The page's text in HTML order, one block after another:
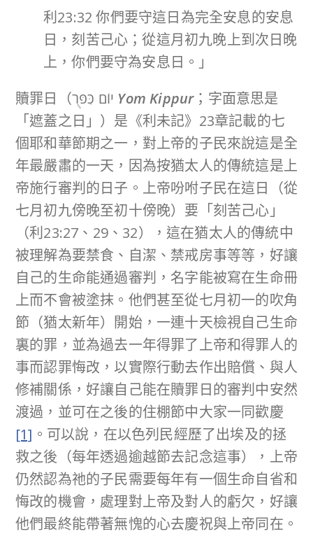
利23:32 你們要守這日為完全安息的安息
日，刻苦己心；從這月初九晚上到次日晚
上，你們要守為安息日。」
Yom Kippur；字面意思是
「遮蓋之日」）是《利未記》23章記載的七
個耶和華節期之一，對上帝的子民來說這是全
年最嚴肅的一天，因為按猶太人的傳統這是上
帝施行審判的日子。上帝吩咐子民在這日（從
七月初九傍晚至初十傍晚）要「刻苦己心」
（利23:27、29、32），這在猶太人的傳統中
被理解為要禁食、自潔、禁戒房事等等，好讓
自己的生命能通過審判，名字能被寫在生命冊
上而不會被塗抹。他們甚至從七月初一的吹角
節（猶太新年）開始，一連十天檢視自己生命
裏的罪，並為過去一年得罪了上帝和得罪人的
事而認罪悔改，以實際行動去作出賠償、與人
修補關係，好讓自己能在贖罪日的審判中安然
渡過，並可在之後的住棚節中大家一同歡慶
[1] 。可以說，在以色列民經歷了出埃及的拯
救之後（每年透過逾越節去記念這事），上帝
仍然認為祂的子民需要每年有一個生命自省和
悔改的機會，處理對上帝及對人的虧欠，好讓
他們最終能帶著無愧的心去慶祝與上帝同在。